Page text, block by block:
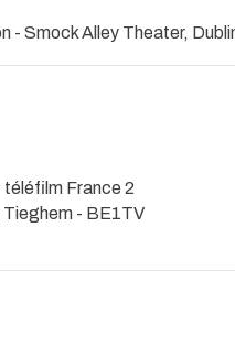
- Smock Alley Theater,
téléfilm France 2
Tieghem - BE1TV